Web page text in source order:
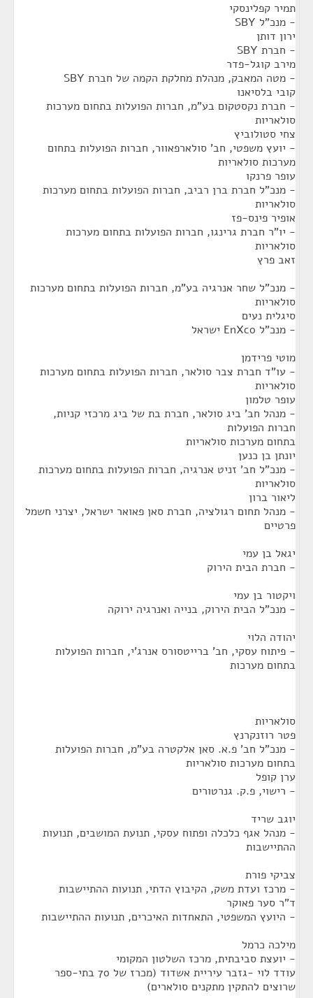
תמיר קפלינסקי
- מנכ"ל SBY
ירון דותן
- חברת SBY
מירב קוגל-פדר
- מטה המאבק, מנהלת מחלקת הקמה של חברת SBY
קובי בלסיאנו
- חברת נקסטקום בע"מ, חברות הפועלות בתחום מערכות
סולאריות
צחי סטולוביץ
- יועץ משפטי, חב' סולארפאוור, חברות הפועלות בתחום
מערכות סולאריות
עופר פרנקו
- מנכ"ל חברת ברן רביב, חברות הפועלות בתחום מערכות
סולאריות
אופיר פינס-פז
- יו"ר חברת גרינגו, חברות הפועלות בתחום מערכות
סולאריות
זאב פרץ
- מנכ"ל שחר אנרגיה בע"מ, חברות הפועלות בתחום מערכות
סולאריות
סיגלית נעים
- מנכ"ל EnXco ישראל
מוטי פרידמן
- עו"ד חברת צבר סולאר, חברות הפועלות בתחום מערכות
סולאריות
עופר טלמון
- מנהל חב' ביג סולאר, חברת בת של ביג מרכזי קניות,
חברות הפועלות
בתחום מערכות סולאריות
יונתן בן כנען
- מנכ"ל חב' זניט אנרגיה, חברות הפועלות בתחום מערכות
סולאריות
ליאור ברון
- מנהל תחום רגולציה, חברת סאן פאואר ישראל, יצרני חשמל
פרטיים
יגאל בן עמי
- חברת הבית הירוק
ויקטור בן עמי
- מנכ"ל הבית הירוק, בנייה ואנרגיה ירוקה
יהודה הלוי
- פיתוח עסקי, חב' ברייטסורס אנרג'י, חברות הפועלות
בתחום מערכות
סולאריות
פטר רוזנקרנץ
- מנכ"ל חב' פ.א. סאן אלקטרה בע"מ, חברות הפועלות
בתחום מערכות סולאריות
ערן קופל
- רישוי, פ.ק. גנרטורים
יוגב שריד
- מנהל אגף כלכלה ופתוח עסקי, תנועת המושבים, תנועות
ההתיישבות
צביקי פורת
- מרכז ועדת משק, הקיבוץ הדתי, תנועות ההתיישבות
ד"ר סער פאוקר
- היועץ המשפטי, התאחדות האיכרים, תנועות ההתיישבות
מילכה כרמל
- יועצת סביבתית, מרכז השלטון המקומי
עודד לוי -גזבר עיריית אשדוד (מכרז של 70 בתי-ספר
שרוצים להתקין מתקנים סולארים)